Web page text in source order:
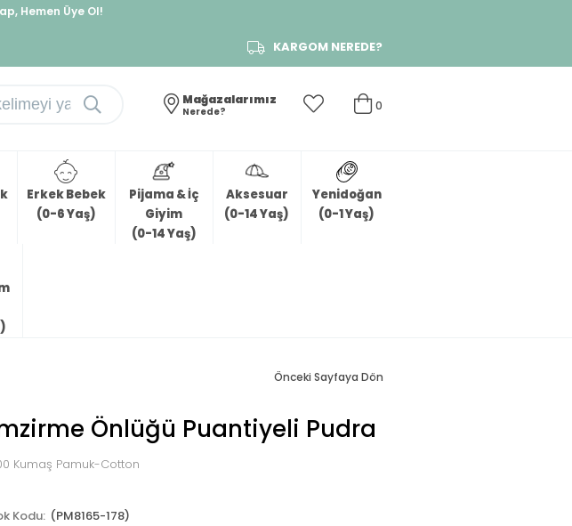
Hemen Üye Ol!
KARGOM NEREDE?
0
Mağazalarımız
Nerede?
Erkek Bebek
(0-6 Yaş)
Pijama & İç
Giyim
(0-14 Yaş)
Aksesuar
(0-14 Yaş)
Yenidoğan
(0-1 Yaş)
Önceki Sayfaya Dön
Önlüğü Puantiyeli Pudra
Kumaş Pamuk-Cotton
(PM8165-178)